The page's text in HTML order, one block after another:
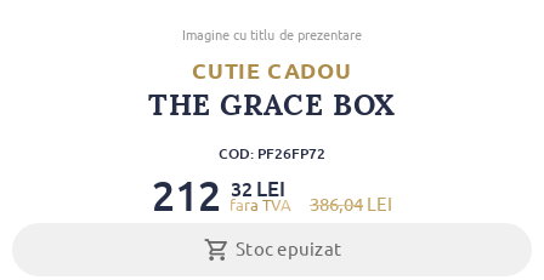
Imagine cu titlu de prezentare
CUTIE CADOU
THE GRACE BOX
COD: PF26FP72
386,04 LEI
212 32 LEI
Stoc epuizat